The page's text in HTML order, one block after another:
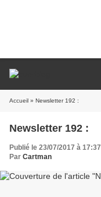
Accueil » Newsletter 192 :
Newsletter 192 :
Publié le 23/07/2017 à 17:37
Par Cartman